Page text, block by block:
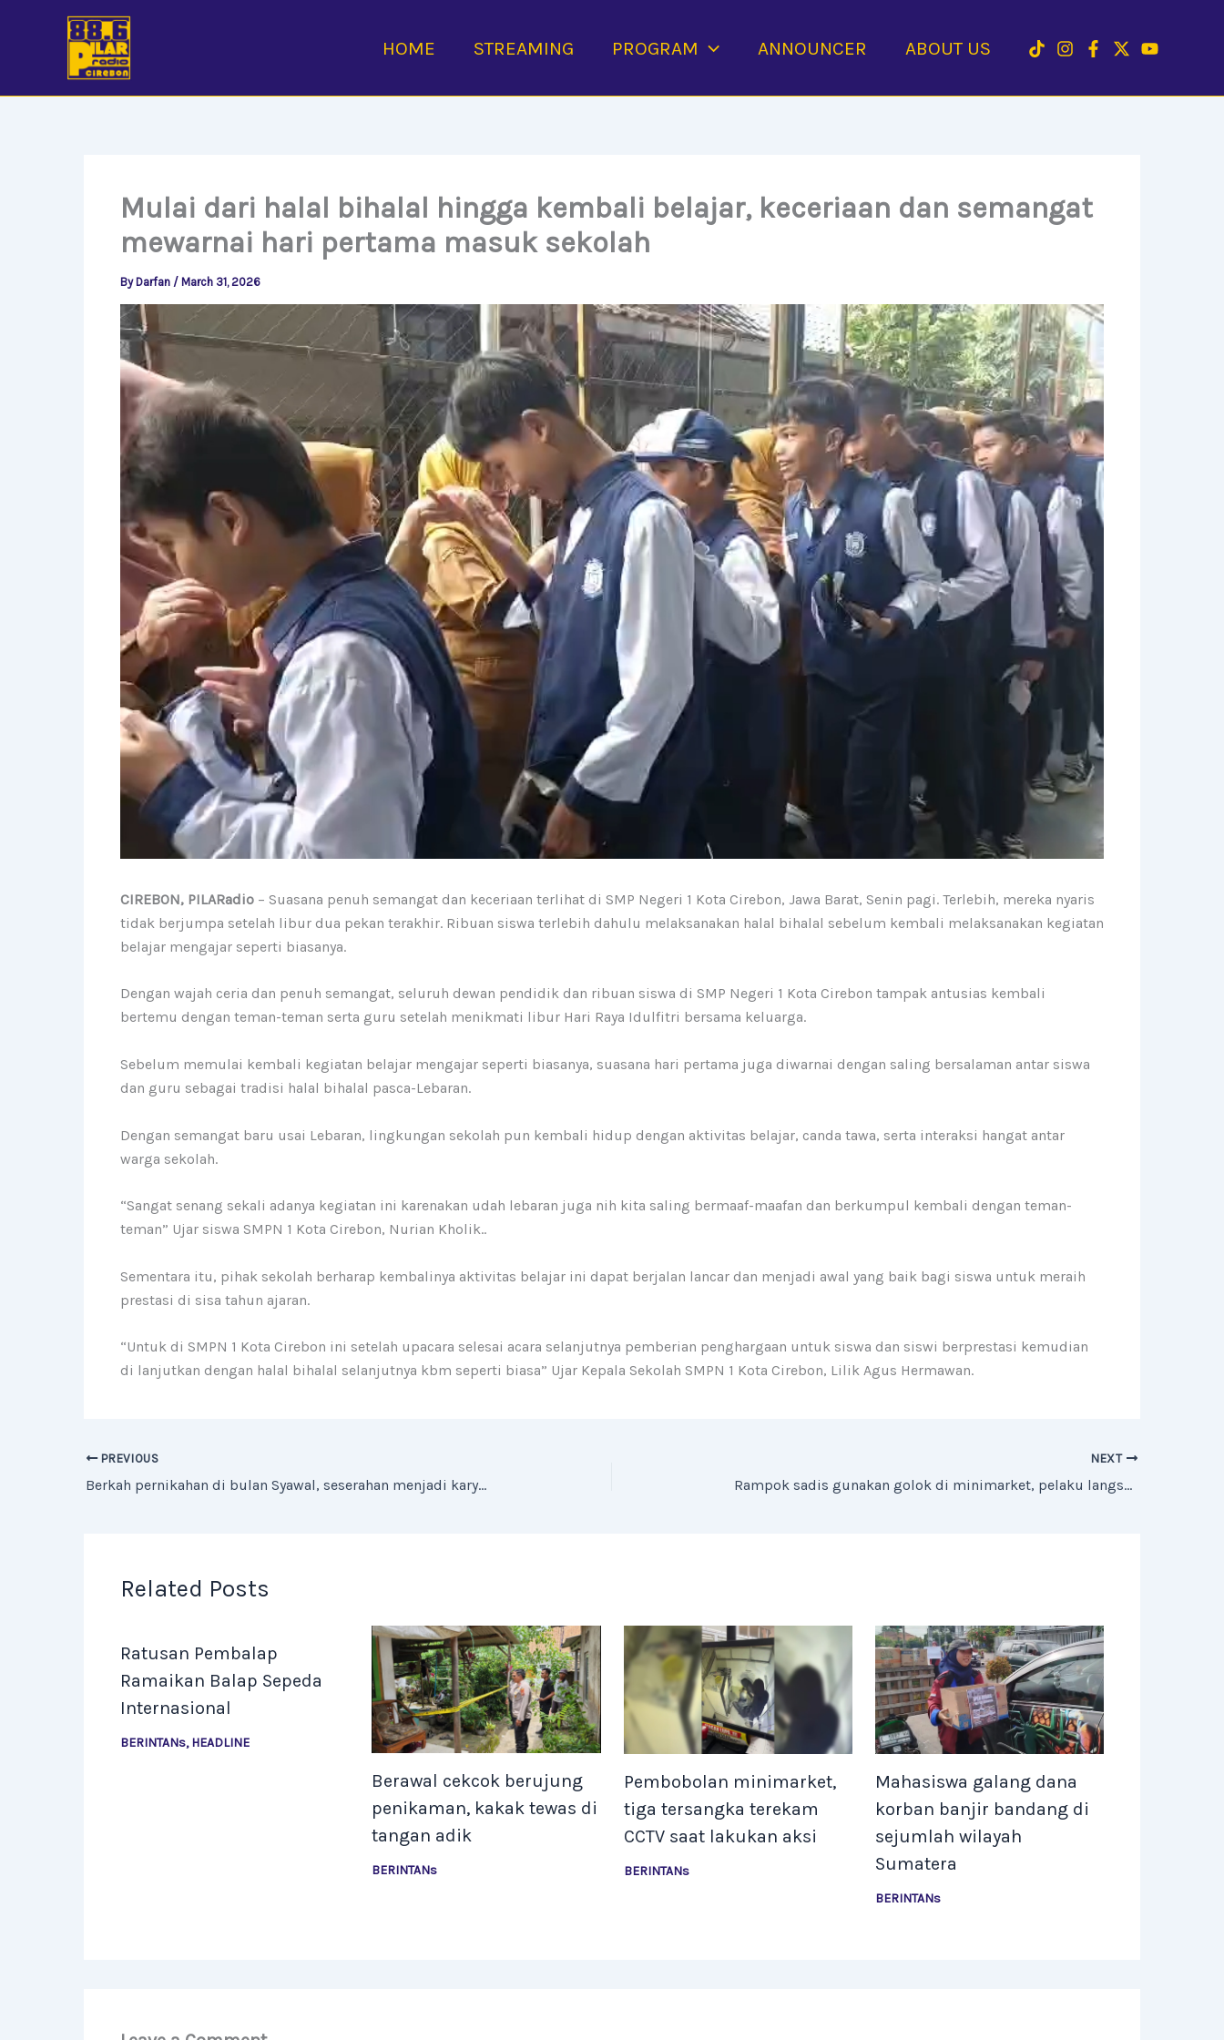
HOME STREAMING PROGRAM ANNOUNCER ABOUT US
Mulai dari halal bihalal hingga kembali belajar, keceriaan dan semangat
mewarnai hari pertama masuk sekolah
By Darfan / March 31, 2026
CIREBON, PILARadio – Suasana penuh semangat dan keceriaan terlihat di SMP Negeri 1 Kota Cirebon, Jawa Barat, Senin pagi. Terlebih, mereka nyaris
tidak berjumpa setelah libur dua pekan terakhir. Ribuan siswa terlebih dahulu melaksanakan halal bihalal sebelum kembali melaksanakan kegiatan
belajar mengajar seperti biasanya.
Dengan wajah ceria dan penuh semangat, seluruh dewan pendidik dan ribuan siswa di SMP Negeri 1 Kota Cirebon tampak antusias kembali
bertemu dengan teman-teman serta guru setelah menikmati libur Hari Raya Idulfitri bersama keluarga.
Sebelum memulai kembali kegiatan belajar mengajar seperti biasanya, suasana hari pertama juga diwarnai dengan saling bersalaman antar siswa
dan guru sebagai tradisi halal bihalal pasca-Lebaran.
Dengan semangat baru usai Lebaran, lingkungan sekolah pun kembali hidup dengan aktivitas belajar, canda tawa, serta interaksi hangat antar
warga sekolah.
“Sangat senang sekali adanya kegiatan ini karenakan udah lebaran juga nih kita saling bermaaf-maafan dan berkumpul kembali dengan teman-
teman” Ujar siswa SMPN 1 Kota Cirebon, Nurian Kholik..
Sementara itu, pihak sekolah berharap kembalinya aktivitas belajar ini dapat berjalan lancar dan menjadi awal yang baik bagi siswa untuk meraih
prestasi di sisa tahun ajaran.
“Untuk di SMPN 1 Kota Cirebon ini setelah upacara selesai acara selanjutnya pemberian penghargaan untuk siswa dan siswi berprestasi kemudian
di lanjutkan dengan halal bihalal selanjutnya kbm seperti biasa” Ujar Kepala Sekolah SMPN 1 Kota Cirebon, Lilik Agus Hermawan.
PREVIOUS
Berkah pernikahan di bulan Syawal, seserahan menjadi karya penuh makna
NEXT
Rampok sadis gunakan golok di minimarket, pelaku langsung diamankan petugas Polres Majalengka
Related Posts
Ratusan Pembalap
Ramaikan Balap Sepeda
Internasional
BERINTANs,HEADLINE
Berawal cekcok berujung
penikaman, kakak tewas di
tangan adik
BERINTANs
Pembobolan minimarket,
tiga tersangka terekam
CCTV saat lakukan aksi
BERINTANs
Mahasiswa galang dana
korban banjir bandang di
sejumlah wilayah
Sumatera
BERINTANs